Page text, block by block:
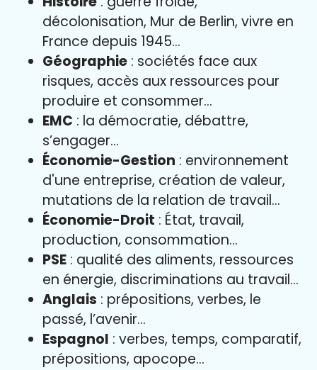
décolonisation, Mur de Berlin, vivre en
France depuis 1945…
Géographie : sociétés face aux
risques, accès aux ressources pour
produire et consommer…
EMC : la démocratie, débattre,
s’engager…
Économie-Gestion : environnement
d'une entreprise, création de valeur,
mutations de la relation de travail…
Économie-Droit : État, travail,
production, consommation…
PSE : qualité des aliments, ressources
en énergie, discriminations au travail…
Anglais : prépositions, verbes, le
passé, l’avenir…
Espagnol : verbes, temps, comparatif,
prépositions, apocope…